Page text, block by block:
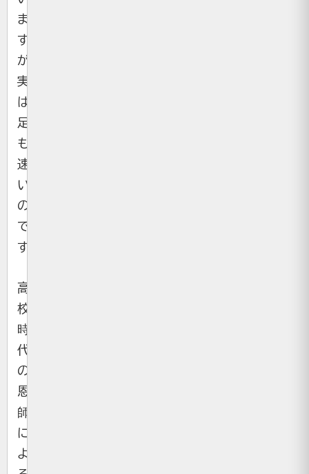
ま
す
が、
実
は
足
も
速
い
の
で
す。
高
校
時
代
の
恩
師
に
よ